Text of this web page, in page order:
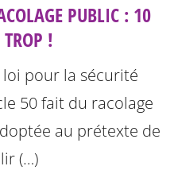
PUBLIC : 10
!
loi pour la sécurité
50 fait du racolage
au prétexte de
(…)